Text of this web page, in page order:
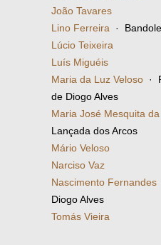
João Tavares
Lino Ferreira ·
Lúcio Teixeira
Luís Miguéis
Maria da Luz Veloso ·
de Diogo Alves
Maria José Mesquita
Lançada dos Arcos
Mário Veloso
Narciso Vaz
Nascimento Fernandes
Diogo Alves
Tomás Vieira